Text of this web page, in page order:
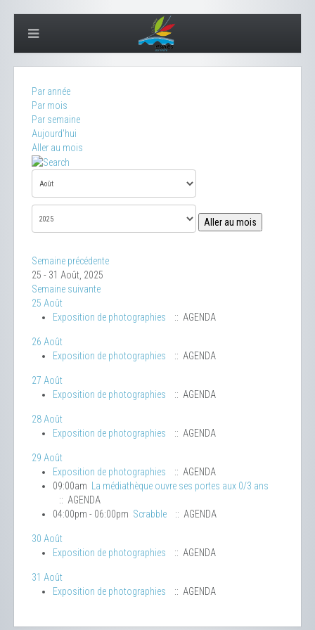
Par année
Par mois
Par semaine
Aujourd'hui
Aller au mois
Aller au mois
Semaine précédente
25 - 31 Août, 2025
Semaine suivante
25 Août
Exposition de photographies
:: AGENDA
26 Août
Exposition de photographies
:: AGENDA
27 Août
Exposition de photographies
:: AGENDA
28 Août
Exposition de photographies
:: AGENDA
29 Août
Exposition de photographies
:: AGENDA
09:00am La médiathèque ouvre ses portes aux 0/3 ans
:: AGENDA
04:00pm - 06:00pm Scrabble :: AGENDA
30 Août
Exposition de photographies
:: AGENDA
31 Août
Exposition de photographies
:: AGENDA